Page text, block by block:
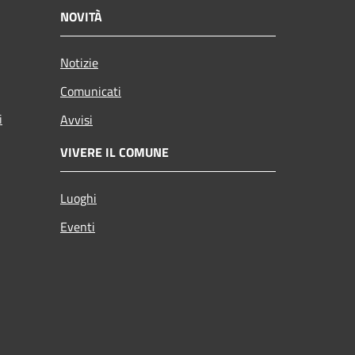
NOVITÀ
Notizie
Comunicati
Avvisi
VIVERE IL COMUNE
Luoghi
Eventi